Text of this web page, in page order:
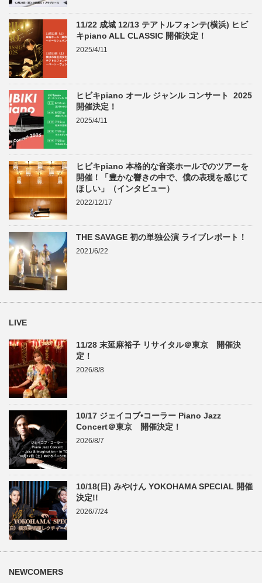
11/22 成城 12/13 テアトルフォンテ(横浜) ヒビ
キpiano ALL CLASSIC 開催決定！
2025/4/11
ヒビキpiano オール ジャンル コンサート 2025
開催決定！
2025/4/11
ヒビキpiano 本格的な音楽ホールでのツアーを
開催！「豊かな響きの中で、僕の表現を感じて
ほしい」（インタビュー）
2022/12/17
THE SAVAGE 初の単独公演 ライブレポート！
2021/6/22
LIVE
11/28 末延麻裕子 リサイタル＠東京 開催決
定！
2026/8/8
10/17 ジェイコブ•コーラー Piano Jazz
Concert＠東京 開催決定！
2026/8/7
10/18(日) みやけん YOKOHAMA SPECIAL 開催
決定!!
2026/7/24
NEWCOMERS